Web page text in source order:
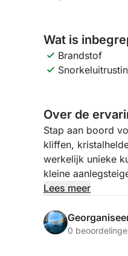
Wat is
Brandstof
Over de
Stap aan boord
kliffen,
werkelijk unieke
kleine
afgelegen baaien
Terwijl u langs
Secret Cave,
Lees meer
0